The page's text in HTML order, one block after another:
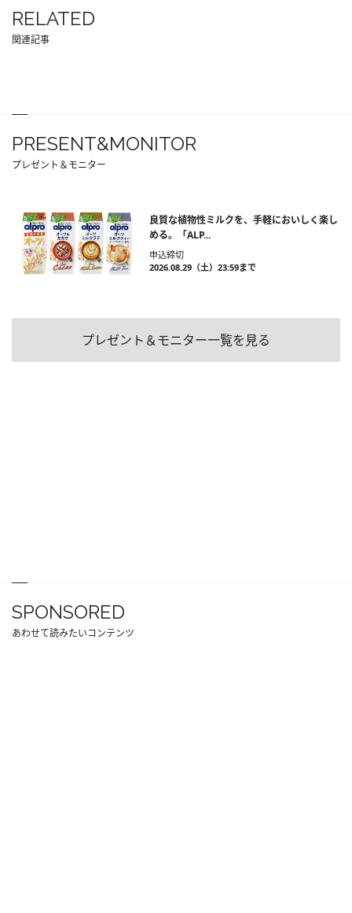
RELATED
関連記事
PRESENT&MONITOR
プレゼント＆モニター
良質な植物性ミルクを、手軽においしく楽し
める。「ALP...
申込締切
2026.08.29（土）23:59まで
プレゼント＆モニター一覧を見る
SPONSORED
あわせて読みたいコンテンツ